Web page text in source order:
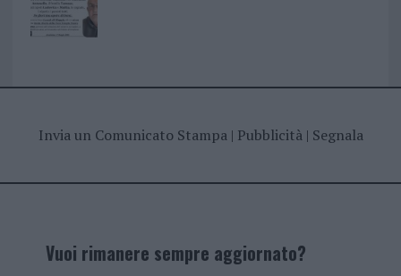
Invia un Comunicato Stampa| Pubblicità| Segnala
Vuoi rimanere sempre aggiornato?